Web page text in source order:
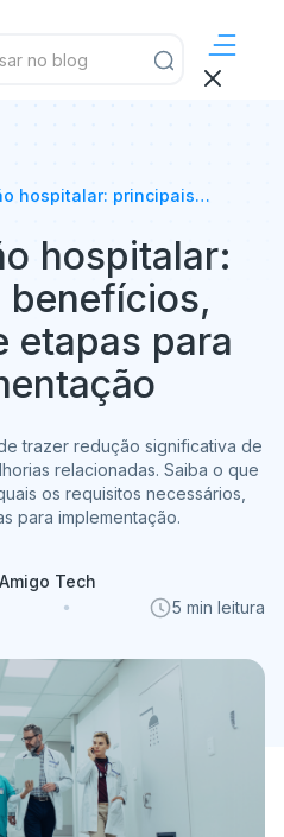
hospitalar: principais
hospitalar:
etapas para
trazer redução significativa de
relacionadas. Saiba o que
os requisitos necessários,
para implementação.
Amigo Tech
5 min leitura